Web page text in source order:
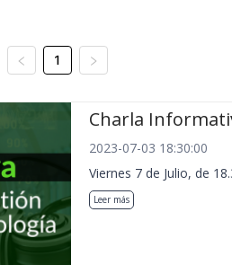
1
Charla
2023-07-03 18:30:00
Viernes 7 de Julio, de
Leer más